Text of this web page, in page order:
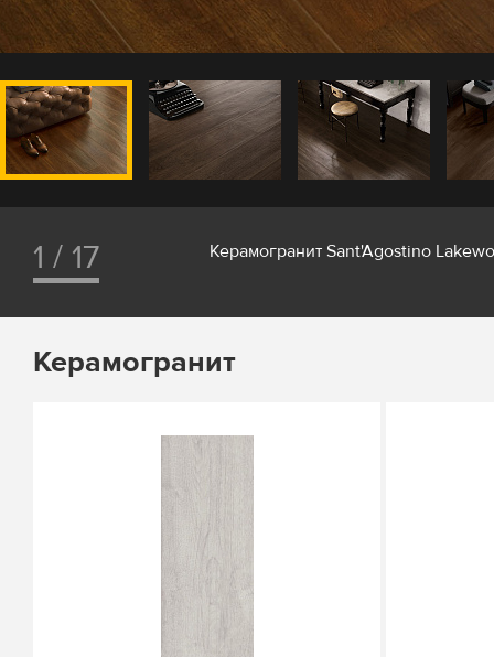
1 / 17 Керамогранит Sant'Agostino
Керамогранит